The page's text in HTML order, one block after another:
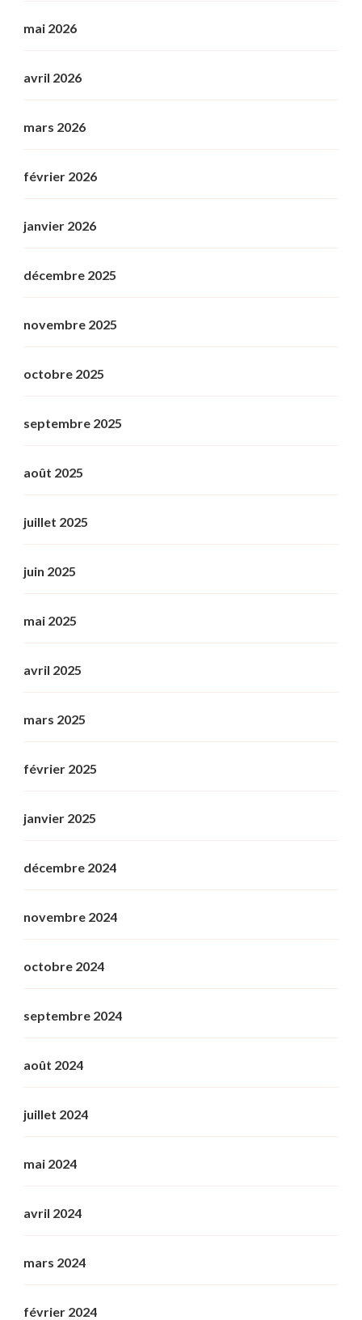
mai 2026
avril 2026
mars 2026
février 2026
janvier 2026
décembre 2025
novembre 2025
octobre 2025
septembre 2025
août 2025
juillet 2025
juin 2025
mai 2025
avril 2025
mars 2025
février 2025
janvier 2025
décembre 2024
novembre 2024
octobre 2024
septembre 2024
août 2024
juillet 2024
mai 2024
avril 2024
mars 2024
février 2024